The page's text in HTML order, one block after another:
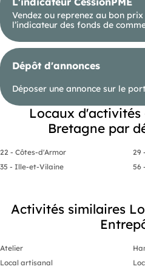
Vendez ou reprenez au bon prix
l’indicateur des fonds de
Dépôt d'annonces
Déposer une annonce sur le
Locaux d'activités
Bretagne par
22 - Côtes-d'Armor
29
35 - Ille-et-Vilaine
56
Activités similaires
Atelier
Local artisanal